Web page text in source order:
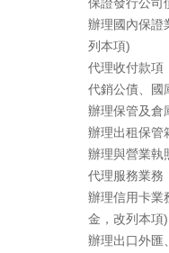
辦理國內保證
列本項)
代理收付款項
代銷公債、國
辦理保管及倉
辦理出租保管
辦理與營業執
代理服務業務
辦理信用卡業
金，改列本項)
辦理出口外匯